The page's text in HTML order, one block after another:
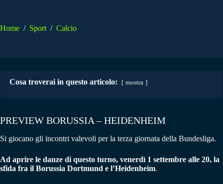
Home / Sport / Calcio
Cosa troverai in questo articolo: mostra
PREVIEW BORUSSIA – HEIDENHEIM
Si giocano gli incontri valevoli per la terza giornata della Bundesliga.
Ad aprire le danze di questo turno, venerdì 1 settembre alle 20, la
sfida fra il Borussia Dortmund e l’Heidenheim.